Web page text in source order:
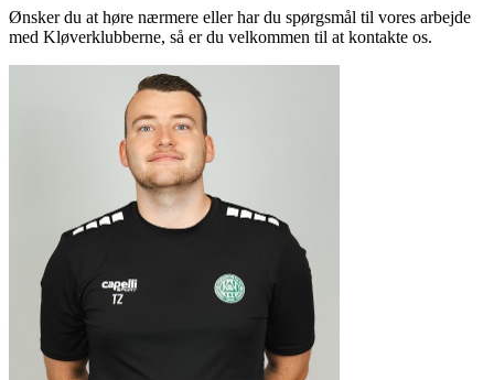
Ønsker du at høre nærmere eller har du spørgsmål til vores arbejde
med Kløverklubberne, så er du velkommen til at kontakte os.